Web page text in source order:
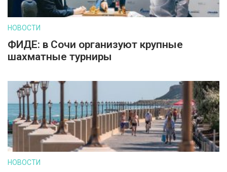
НОВОСТИ
ФИДЕ: в Сочи организуют крупные
шахматные турниры
НОВОСТИ